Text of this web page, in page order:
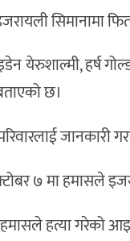
सिमानामा
येरुशाल्मी, हर्ष
छ।
जानकारी
७ मा हमासले
हत्या गरेको